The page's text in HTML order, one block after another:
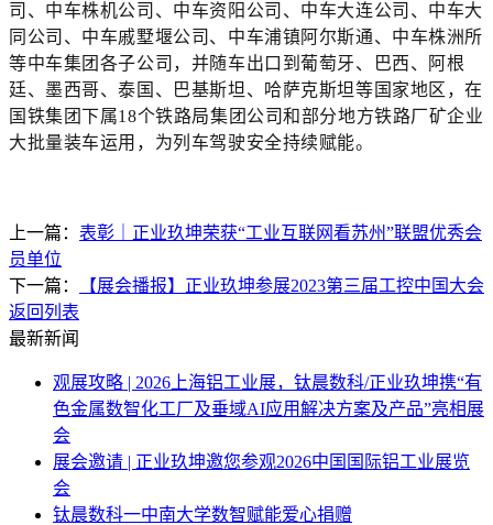
司、中车株机公司、中车资阳公司、中车大连公司、中车大
同公司、中车戚墅堰公司、中车浦镇阿尔斯通、中车株洲所
等中车集团各子公司，并随车出口到葡萄牙、巴西、阿根
廷、墨西哥、泰国、巴基斯坦、哈萨克斯坦等国家地区，在
国铁集团下属18个铁路局集团公司和部分地方铁路厂矿企业
大批量装车运用，为列车驾驶安全持续赋能。
上一篇： 表彰｜正业玖坤荣获“工业互联网看苏州”联盟优秀会
员单位
下一篇：
【展会播报】正业玖坤参展2023第三届工控中国大会
返回列表
最新新闻
观展攻略 | 2026上海铝工业展，钛晨数科/正业玖坤携“有
色金属数智化工厂及垂域AI应用解决方案及产品”亮相展
会
展会邀请 | 正业玖坤邀您参观2026中国国际铝工业展览
会
钛晨数科一中南大学数智赋能爱心捐赠